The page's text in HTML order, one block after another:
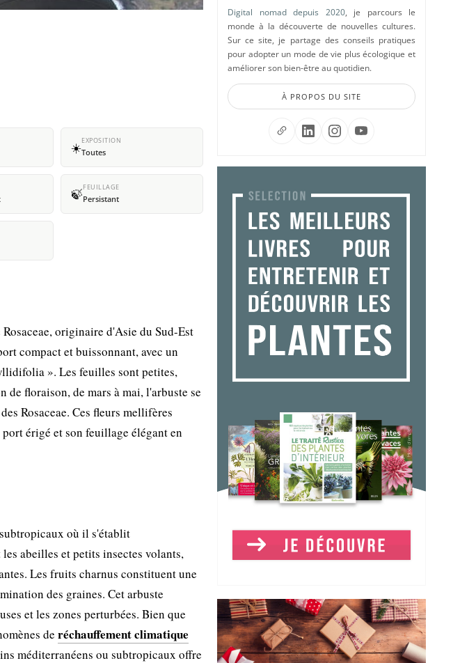
☀️EXPOSITION
Toutes
🍃FEUILLAGE
Persistant
originaire d'Asie du Sud-Est
compact et buissonnant, avec un
». Les feuilles sont petites,
de floraison, de mars à mai, l'arbuste se
Rosaceae. Ces fleurs mellifères
érigé et son feuillage élégant en
où il s'établit
abeilles et petits insectes volants,
Les fruits charnus constituent une
des graines. Cet arbuste
et les zones perturbées. Bien que
de réchauffement climatique
méditerranéens ou subtropicaux offre
Digital nomad depuis 2020, je parcours le
monde à la découverte de nouvelles cultures.
Sur ce site, je partage des conseils pratiques
pour adopter un mode de vie plus écologique et
améliorer son bien-être au quotidien.
À PROPOS DU SITE